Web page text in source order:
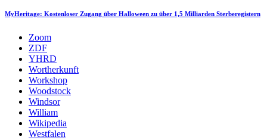
MyHeritage: Kostenloser Zugang über Halloween zu über 1,5 Milliarden Sterberegistern
Zoom
ZDF
YHRD
Wortherkunft
Workshop
Woodstock
Windsor
William
Wikipedia
Westfalen